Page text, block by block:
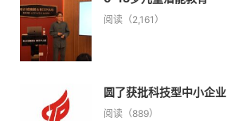
阅读（2,161）
圆了获批科技型中小企业
阅读（889）